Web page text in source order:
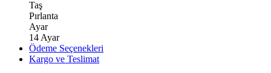
Taş
Pırlanta
Ayar
14 Ayar
Ödeme Seçenekleri
Kargo ve Teslimat